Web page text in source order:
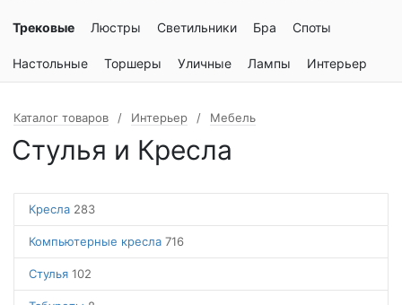
Трековые Люстры Светильники Бра Споты
Настольные Торшеры Уличные Лампы Интерьер
Каталог товаров Интерьер Мебель
Стулья и Кресла
Кресла 283
Компьютерные кресла 716
Стулья 102